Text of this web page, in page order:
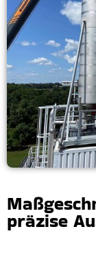
präzise